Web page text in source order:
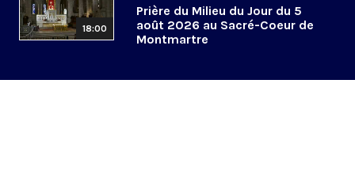
18:00
Prière du Milieu du Jour du 5
août 2026 au Sacré-Coeur de
Montmartre